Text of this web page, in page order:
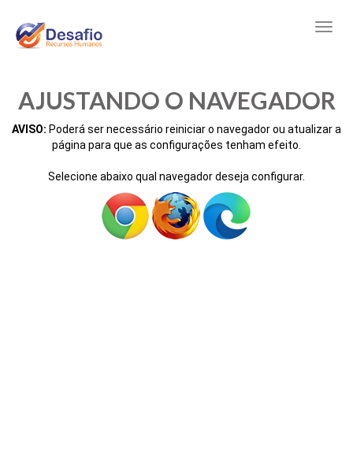
AJUSTANDO O NAVEGADOR
AVISO: Poderá ser necessário reiniciar o navegador ou atualizar a
página para que as configurações tenham efeito.
Selecione abaixo qual navegador deseja configurar.